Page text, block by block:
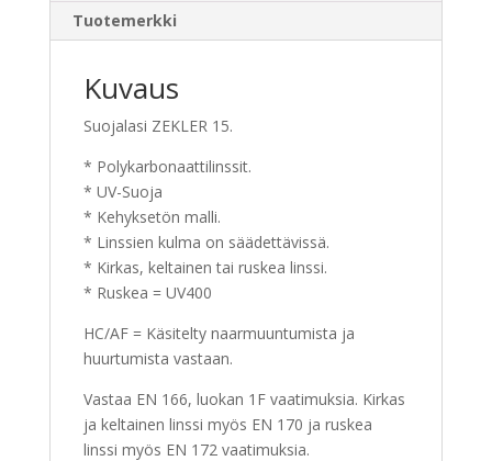
Tuotemerkki
Kuvaus
Suojalasi ZEKLER 15.
* Polykarbonaattilinssit.
* UV-Suoja
* Kehyksetön malli.
* Linssien kulma on säädettävissä.
* Kirkas, keltainen tai ruskea linssi.
* Ruskea = UV400
HC/AF = Käsitelty naarmuuntumista ja
huurtumista vastaan.
Vastaa EN 166, luokan 1F vaatimuksia. Kirkas
ja keltainen linssi myös EN 170 ja ruskea
linssi myös EN 172 vaatimuksia.